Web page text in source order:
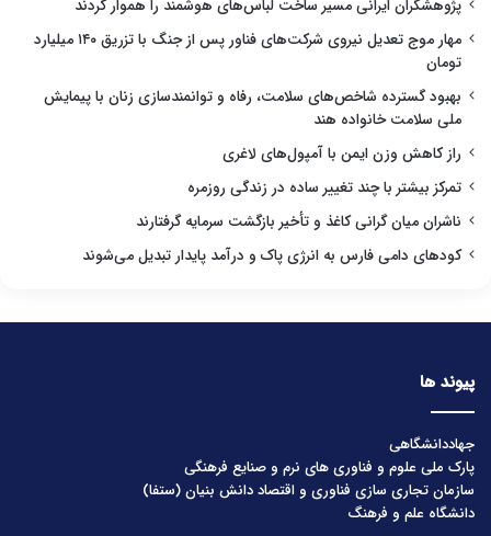
پژوهشگران ایرانی مسیر ساخت لباس‌های هوشمند را هموار کردند
مهار موج تعدیل نیروی شرکت‌های فناور پس از جنگ با تزریق ۱۴۰ میلیارد
تومان
بهبود گسترده شاخص‌های سلامت، رفاه و توانمندسازی زنان با پیمایش
ملی سلامت خانواده هند
راز کاهش وزن ایمن با آمپول‌های لاغری
تمرکز بیشتر با چند تغییر ساده در زندگی روزمره
ناشران میان گرانی کاغذ و تأخیر بازگشت سرمایه گرفتارند
کودهای دامی فارس به انرژی پاک و درآمد پایدار تبدیل می‌شوند
پیوند ها
جهاددانشگاهی
پارک ملی علوم و فناوری های نرم و صنایع فرهنگی
سازمان تجاری سازی فناوری و اقتصاد دانش بنیان (ستفا)
دانشگاه علم و فرهنگ